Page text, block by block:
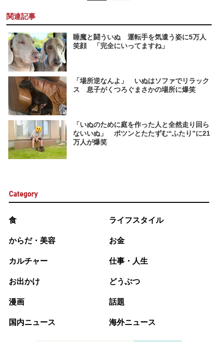
関連記事
睡魔と闘ういぬ 運転手を気遣う姿に5万人
笑顔 「完全にいってますね」
「場所逆なんよ」 いぬはソファでリラック
ス 息子がくつろぐまさかの場所に爆笑
「いぬのために庭を作った人と全然走り回ら
ないいぬ」 ポツンとたたずむ“ふたり”に21
万人が爆笑
Category
食 ライフスタイル
からだ・美容 お金
カルチャー 仕事・人生
お出かけ どうぶつ
漫画 話題
国内ニュース 海外ニュース